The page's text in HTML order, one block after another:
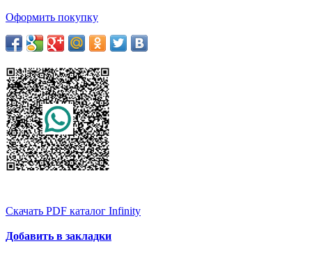
Оформить покупку
Скачать PDF каталог Infinity
Добавить в закладки